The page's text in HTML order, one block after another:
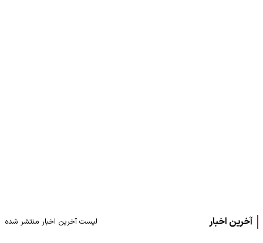
آخرین اخبار لیست آخرین اخبار منتشر شده